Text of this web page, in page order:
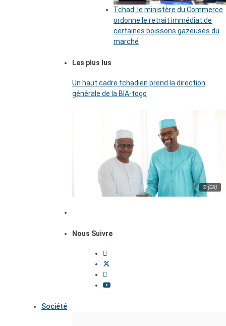
Tchad: le ministère du Commerce
ordonne le retrait immédiat de
certaines boissons gazeuses du
marché
Les plus lus
Un haut cadre tchadien prend la direction
générale de la BIA-togo
© (DR)
Nous Suivre
Société